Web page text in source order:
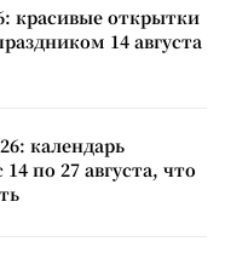
красивые открытки
14 августа
календарь
по 27 августа, что